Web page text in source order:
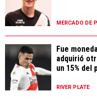
MERCADO DE
Fue
adquirió
un 15% del
RIVER PLATE